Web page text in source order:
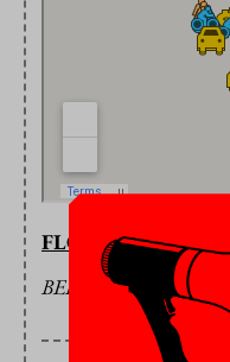
FLOOR BAL
BEELD: JACK AMICK